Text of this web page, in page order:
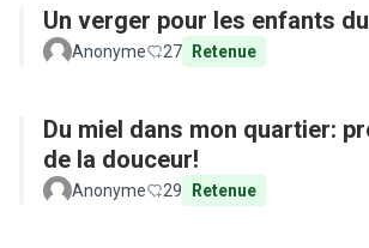
Un verger pour les enfants
Anonyme 27 Retenue
Du miel dans mon quartier:
de la douceur!
Anonyme 29 Retenue